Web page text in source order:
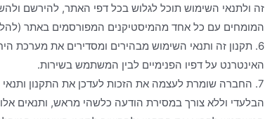
זה ולתנאי השימוש תוכל לגלוש בכל דפי האתר, להירשם
המומחים עם כל אחד מהמיסטיקנים המפורסמים באתר
6. תקנון זה ותנאי השימוש מבהירים ומסדירים את מערכת
האינטרנט על דפיו הפנימיים לבין המשתמש בשירות.
7. החברה שומרת לעצמה את הזכות לעדכן את התקנון
הבלעדי וללא צורך במסירת הודעה כלשהי מראש, ותנאים